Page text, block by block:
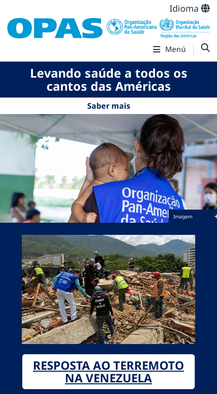
Idioma
Menú
Levando saúde a todos os
cantos das Américas
Saber mais
Imagem
RESPOSTA AO TERREMOTO
NA VENEZUELA